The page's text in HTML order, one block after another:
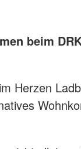
beim
Herzen